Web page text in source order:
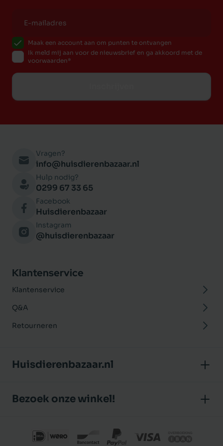
Maak een account aan om punten te ontvangen
Ik meld mij aan voor de nieuwsbrief en ga akkoord met de
voorwaarden
Vragen?
info@huisdierenbazaar.nl
Hulp nodig?
0299 67 33 65
Facebook
Huisdierenbazaar
Instagram
@huisdierenbazaar
Klantenservice
Klantenservice
Q&A
Retourneren
Huisdierenbazaar.nl
Klantbeoordelingen
Bezoek onze winkel!
J.P. Poelstraat 8